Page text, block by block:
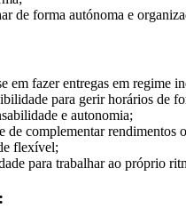
de forma autónoma e
em fazer entregas em regime
para gerir horários de
e autonomia;
de complementar rendimentos
flexível;
para trabalhar ao próprio